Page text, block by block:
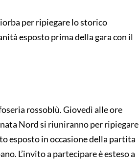
per ripiegare lo storico
esposto prima della gara con il
rossoblù. Giovedì alle ore
Nord si riuniranno per ripiegare
esposto in occasione della partita
L’invito a partecipare è esteso a